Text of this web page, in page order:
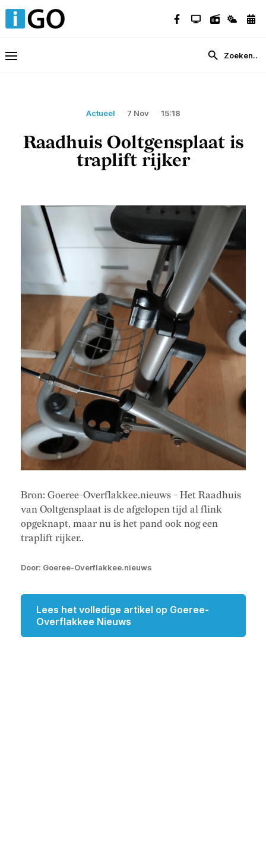
Actueel 7 Nov 15:18
Raadhuis Ooltgensplaat is
traplift rijker
Bron: Goeree-Overflakkee.nieuws - Het Raadhuis
van Ooltgensplaat is de afgelopen tijd al flink
opgeknapt, maar nu is het pand ook nog een
traplift rijker..
Door: Goeree-Overflakkee.nieuws
Lees het volledige artikel op Goeree-
Overflakkee Nieuws